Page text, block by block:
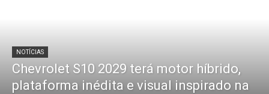
NOTÍCIAS
Chevrolet S10 2029 terá motor híbrido,
plataforma inédita e visual inspirado na